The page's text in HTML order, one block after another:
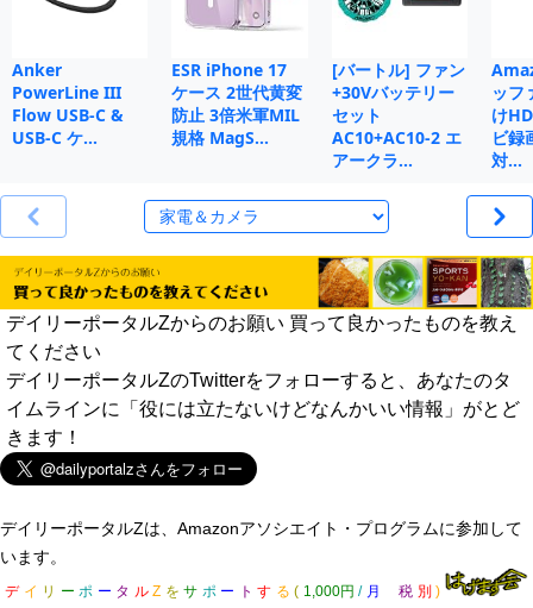
Anker
PowerLine III
Flow USB-C &
USB-C ケ…
ESR iPhone 17
ケース 2世代黄変
防止 3倍米軍MIL
規格 MagS…
[バートル] ファン
+30Vバッテリー
セット
AC10+AC10-2 エ
アークラ…
ッフ
け
ビ録
対…
デイリーポータルZからのお願い 買って良かったものを教え
てください
デイリーポータルZのTwitterをフォローすると、あなたのタ
イムラインに「役には立たないけどなんかいい情報」がとど
きます！
デイリーポータルZは、Amazonアソシエイト・プログラムに参加して
います。
デ イ リ ー ポ ー タ ル Z を サ ポ ー ト す る ( 1,000円 / 月 税 別 )